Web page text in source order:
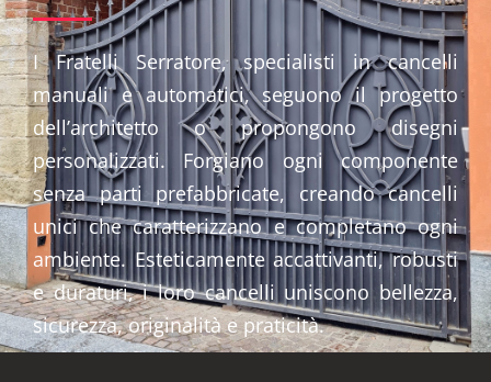
I Fratelli Serratore, specialisti in cancelli
manuali e automatici, seguono il progetto
dell’architetto o propongono disegni
personalizzati. Forgiano ogni componente
senza parti prefabbricate, creando cancelli
unici che caratterizzano e completano ogni
ambiente. Esteticamente accattivanti, robusti
e duraturi, i loro cancelli uniscono bellezza,
sicurezza, originalità e praticità.